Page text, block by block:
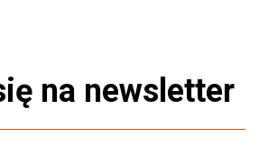
na newsletter